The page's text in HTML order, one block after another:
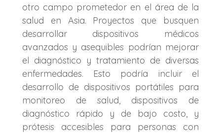
otro campo prometedor en el área de la
salud en Asia. Proyectos que busquen
desarrollar dispositivos médicos
avanzados y asequibles podrían mejorar
el diagnóstico y tratamiento de diversas
enfermedades. Esto podría incluir el
desarrollo de dispositivos portátiles para
monitoreo de salud, dispositivos de
diagnóstico rápido y de bajo costo, y
prótesis accesibles para personas con